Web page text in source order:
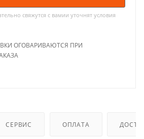
свяжутся с вамии уточнят условия
ОГОВАРИВАЮТСЯ ПРИ
СЕРВИС ОПЛАТА